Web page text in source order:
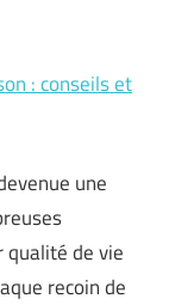
: conseils et
une
qualité de vie
recoin de